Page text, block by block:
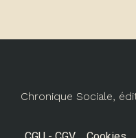
Chronique Sociale,